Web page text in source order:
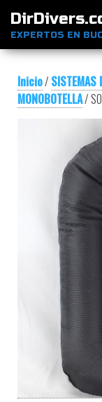
EXPERTOS EN
Inicio/ SISTEMAS
MONOBOTELLA/